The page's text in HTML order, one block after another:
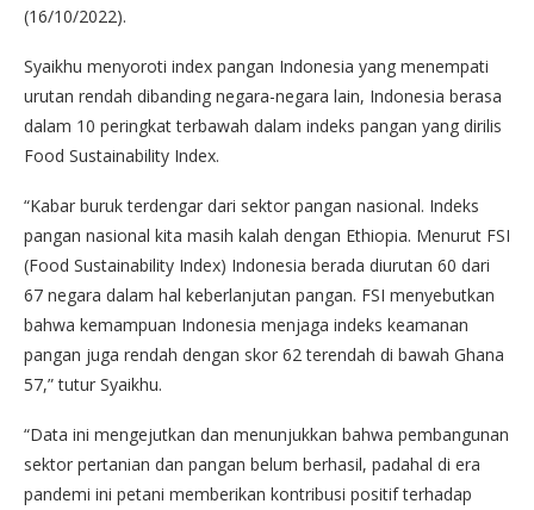
(16/10/2022).
Syaikhu menyoroti index pangan Indonesia yang menempati
urutan rendah dibanding negara-negara lain, Indonesia berasa
dalam 10 peringkat terbawah dalam indeks pangan yang dirilis
Food Sustainability Index.
“Kabar buruk terdengar dari sektor pangan nasional. Indeks
pangan nasional kita masih kalah dengan Ethiopia. Menurut FSI
(Food Sustainability Index) Indonesia berada diurutan 60 dari
67 negara dalam hal keberlanjutan pangan. FSI menyebutkan
bahwa kemampuan Indonesia menjaga indeks keamanan
pangan juga rendah dengan skor 62 terendah di bawah Ghana
57,” tutur Syaikhu.
“Data ini mengejutkan dan menunjukkan bahwa pembangunan
sektor pertanian dan pangan belum berhasil, padahal di era
pandemi ini petani memberikan kontribusi positif terhadap